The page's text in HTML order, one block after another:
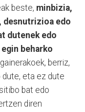
beste, minbizia,
desnutrizioa edo
dutenek edo
beharko
berriz,
dute, eta ez dute
bat edo
diren